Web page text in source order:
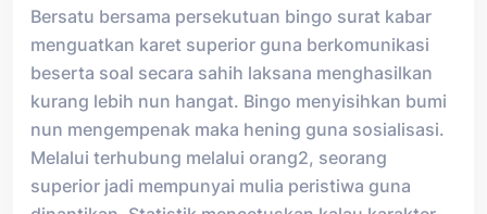
Bersatu bersama persekutuan bingo surat kabar
menguatkan karet superior guna berkomunikasi
beserta soal secara sahih laksana menghasilkan
kurang lebih nun hangat. Bingo menyisihkan bumi
nun mengempenak maka hening guna sosialisasi.
Melalui terhubung melalui orang2, seorang
superior jadi mempunyai mulia peristiwa guna